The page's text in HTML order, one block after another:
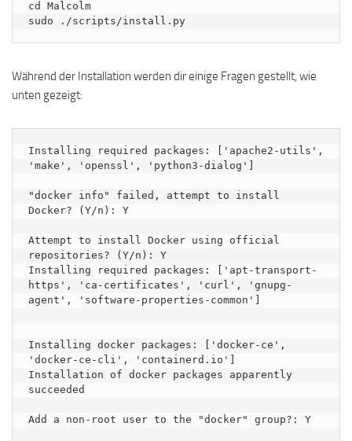
cd Malcolm
sudo ./scripts/install.py
Während der Installation werden dir einige Fragen gestellt, wie
unten gezeigt:
Installing required packages: ['apache2-utils',
'make', 'openssl', 'python3-dialog']
"docker info" failed, attempt to install
Docker? (Y/n): Y
Attempt to install Docker using official
repositories? (Y/n): Y
Installing required packages: ['apt-transport-
https', 'ca-certificates', 'curl', 'gnupg-
agent', 'software-properties-common']
Installing docker packages: ['docker-ce',
'docker-ce-cli', 'containerd.io']
Installation of docker packages apparently
succeeded
Add a non-root user to the "docker" group?: Y